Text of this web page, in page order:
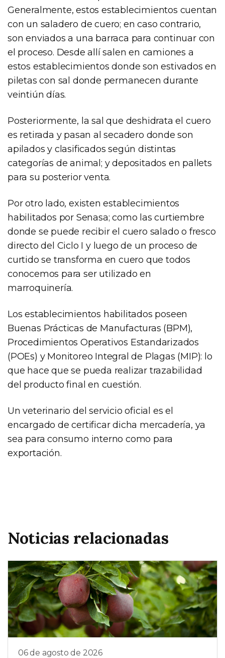
Generalmente, estos establecimientos cuentan
con un saladero de cuero; en caso contrario,
son enviados a una barraca para continuar con
el proceso. Desde allí salen en camiones a
estos establecimientos donde son estivados en
piletas con sal donde permanecen durante
veintiún días.
Posteriormente, la sal que deshidrata el cuero
es retirada y pasan al secadero donde son
apilados y clasificados según distintas
categorías de animal; y depositados en pallets
para su posterior venta.
Por otro lado, existen establecimientos
habilitados por Senasa; como las curtiembre
donde se puede recibir el cuero salado o fresco
directo del Ciclo I y luego de un proceso de
curtido se transforma en cuero que todos
conocemos para ser utilizado en
marroquinería.
Los establecimientos habilitados poseen
Buenas Prácticas de Manufacturas (BPM),
Procedimientos Operativos Estandarizados
(POEs) y Monitoreo Integral de Plagas (MIP): lo
que hace que se pueda realizar trazabilidad
del producto final en cuestión.
Un veterinario del servicio oficial es el
encargado de certificar dicha mercadería, ya
sea para consumo interno como para
exportación.
Noticias relacionadas
06 de agosto de 2026